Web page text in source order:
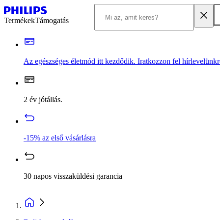
TermékekTámogatás
Az egészséges életmód itt kezdődik. Iratkozzon fel
2 év jótállás.
-15% az első vásárlásra
30 napos visszaküldési garancia